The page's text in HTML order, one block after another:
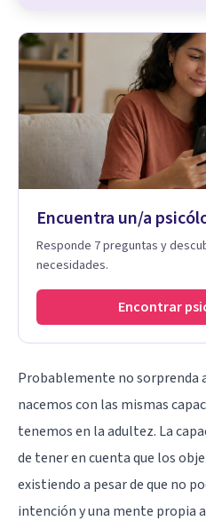
Encuentra un/a
Responde 7 preguntas y
necesidades.
Encontrar
Probablemente no sorprenda
nacemos con las mismas
tenemos en la adultez. La
de tener en cuenta que los
existiendo a pesar de que no
intención y una mente propia